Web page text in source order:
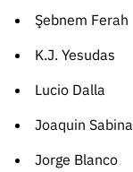
Şebnem Ferah
K.J. Yesudas
Lucio Dalla
Joaquin Sabina
Jorge Blanco